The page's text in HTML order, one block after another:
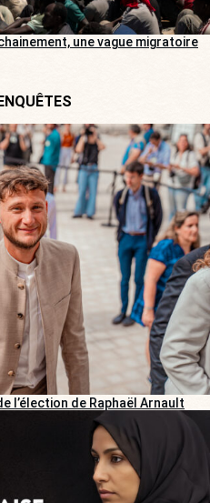
une vague migratoire
l’élection de Raphaël Arnault